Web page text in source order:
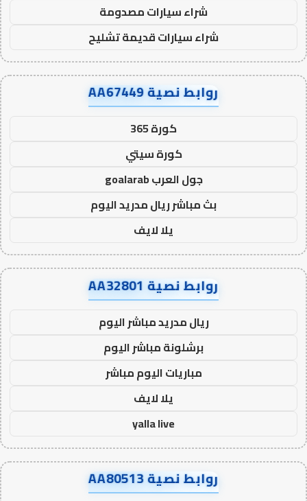
شراء سيارات مصدومة
شراء سيارات قديمة تشليح
روابط نصية AA67449
كورة 365
كورة سيتي
جول العرب goalarab
بث مباشر ريال مدريد اليوم
يلا لايف
روابط نصية AA32801
ريال مدريد مباشر اليوم
برشلونة مباشر اليوم
مباريات اليوم مباشر
يلا لايف
yalla live
روابط نصية AA80513